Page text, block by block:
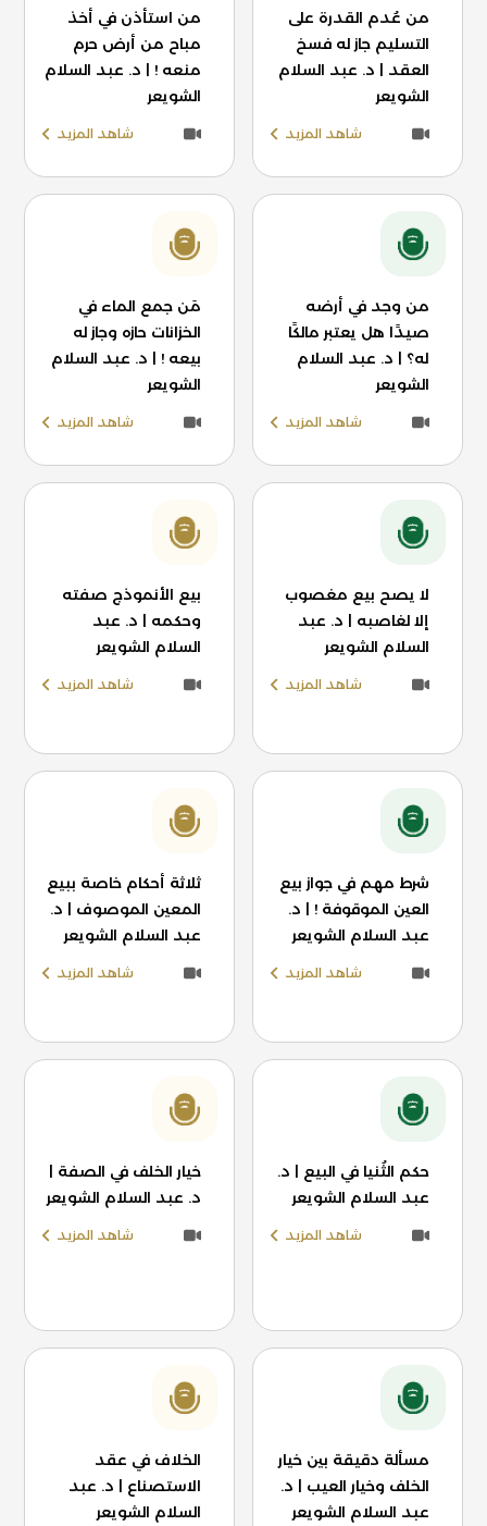
من عُدم القدرة على
التسليم جاز له فسخ
العقد | د. عبد السلام
الشويعر
شاهد المزيد
من استأذن في أخذ
مباح من أرض حرم
منعه ! | د. عبد السلام
الشويعر
شاهد المزيد
من وجد في أرضه
صيدًا هل يعتبر مالكًا
له؟ | د. عبد السلام
الشويعر
شاهد المزيد
مَن جمع الماء في
الخزانات حازه وجاز له
بيعه ! | د. عبد السلام
الشويعر
شاهد المزيد
لا يصح بيع مغصوب
إلا لغاصبه | د. عبد
السلام الشويعر
شاهد المزيد
بيع الأنموذج صفته
وحكمه | د. عبد
السلام الشويعر
شاهد المزيد
شرط مهم في جواز بيع
العين الموقوفة ! | د.
عبد السلام الشويعر
شاهد المزيد
ثلاثة أحكام خاصة ببيع
المعين الموصوف | د.
عبد السلام الشويعر
شاهد المزيد
حكم الثُنيا في البيع | د.
عبد السلام الشويعر
شاهد المزيد
خيار الخلف في الصفة |
د. عبد السلام الشويعر
شاهد المزيد
مسألة دقيقة بين خيار
الخلف وخيار العيب | د.
عبد السلام الشويعر
الخلاف في عقد
الاستصناع | د. عبد
السلام الشويعر